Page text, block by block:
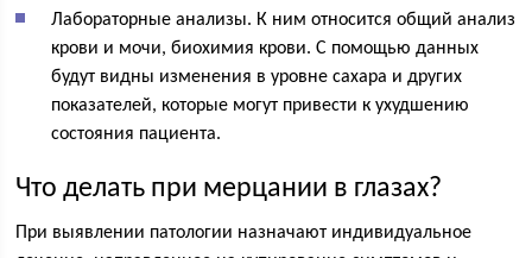
Лабораторные анализы. К ним относится общий анализ
крови и мочи, биохимия крови. С помощью данных
будут видны изменения в уровне сахара и других
показателей, которые могут привести к ухудшению
состояния пациента.
Что делать при мерцании в глазах?
При выявлении патологии назначают индивидуальное